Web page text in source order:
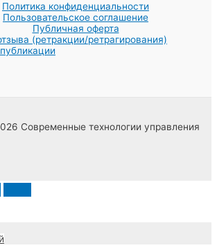
Политика конфиденциальности
Пользовательское соглашение
Публичная оферта
(ретракции/ретрагирования)
Современные технологии управления